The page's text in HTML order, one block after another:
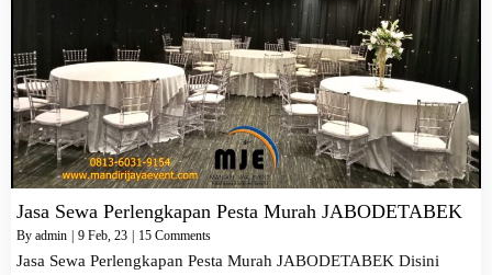
Jasa Sewa Perlengkapan Pesta Murah JABODETABEK
By admin 9 Feb, 23 15 Comments
Jasa Sewa Perlengkapan Pesta Murah JABODETABEK Disini